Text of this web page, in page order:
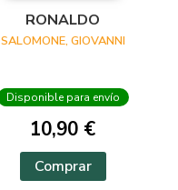
RONALDO
SALOMONE, GIOVANNI
Disponible para envío
10,90 €
Comprar